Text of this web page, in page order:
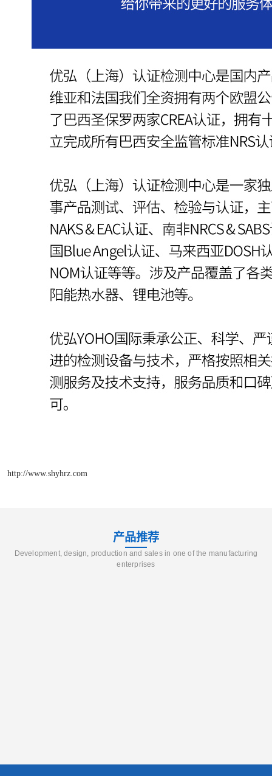
http://www.shyhrz.com
产品推荐
Development, design, production and sales in one of the manufacturing
enterprises